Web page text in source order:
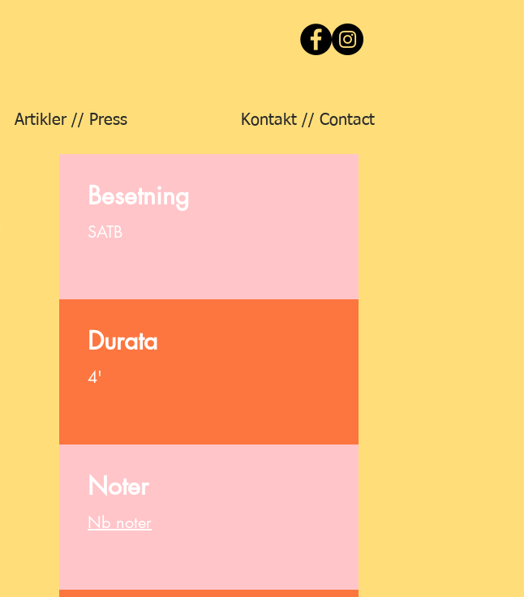
Artikler // Press Kontakt // Contact
Besetning
SATB
Durata
4'
Noter
Nb noter